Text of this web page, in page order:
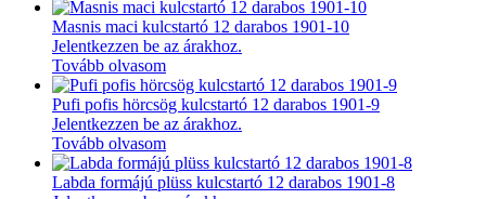
Masnis maci kulcstartó 12 darabos 1901-10
Jelentkezzen be az árakhoz.
Tovább olvasom
Pufi pofis hörcsög kulcstartó 12 darabos 1901-9
Jelentkezzen be az árakhoz.
Tovább olvasom
Labda formájú plüss kulcstartó 12 darabos 1901-8